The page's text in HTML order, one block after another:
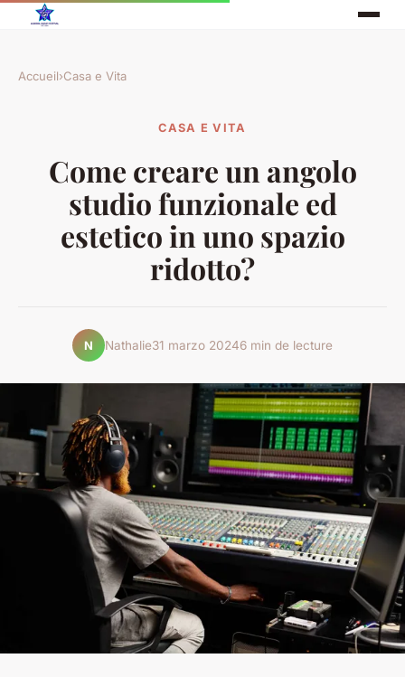
Accueil›Casa e Vita
CASA E VITA
Come creare un angolo
studio funzionale ed
estetico in uno spazio
ridotto?
N Nathalie31 marzo 20246 min de lecture